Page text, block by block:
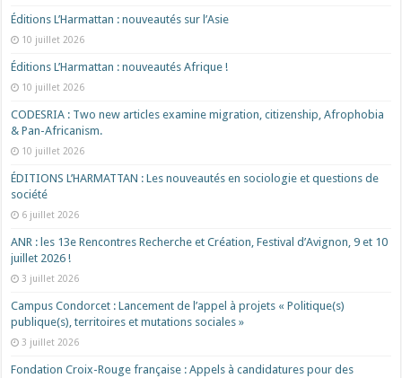
Éditions L’Harmattan : nouveautés sur l’Asie
10 juillet 2026
Éditions L’Harmattan : nouveautés Afrique !​
10 juillet 2026
CODESRIA : Two new articles examine migration, citizenship, Afrophobia
& Pan-Africanism.
10 juillet 2026
ÉDITIONS L’HARMATTAN : Les nouveautés en sociologie et questions de
société
6 juillet 2026
ANR : les 13e Rencontres Recherche et Création, Festival d’Avignon, 9 et 10
juillet 2026 !
3 juillet 2026
Campus Condorcet : Lancement de l’appel à projets « Politique(s)
publique(s), territoires et mutations sociales »
3 juillet 2026
Fondation Croix-Rouge française : Appels à candidatures pour des